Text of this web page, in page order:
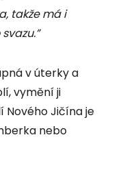
takže má i
v úterky a
vymění ji
Nového Jičína je
nebo